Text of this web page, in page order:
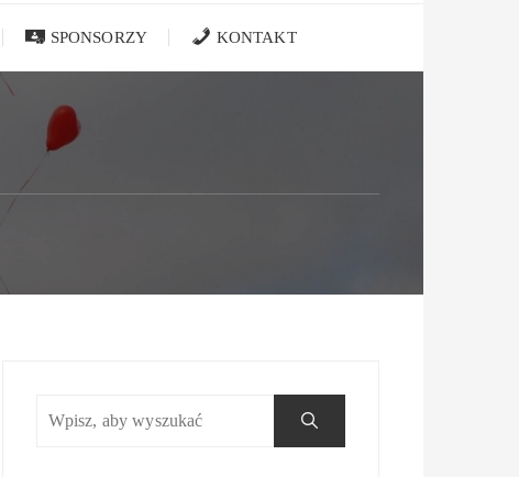
SPONSORZY KONTAKT